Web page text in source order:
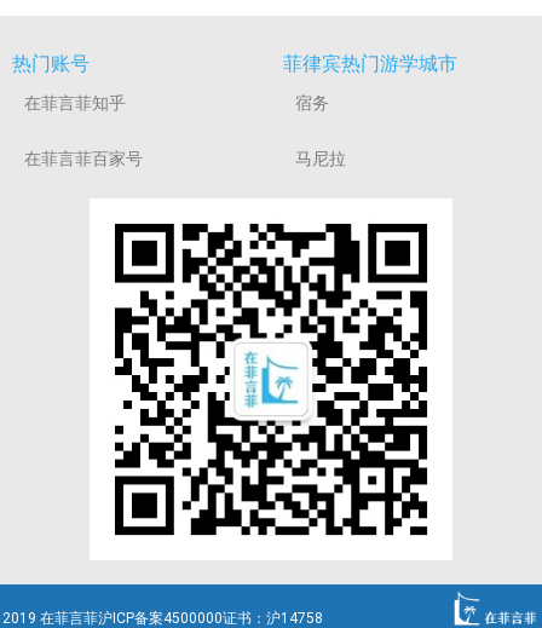
热门账号
在菲言菲知乎
在菲言菲百家号
菲律宾热门游学城市
宿务
马尼拉
2019 在菲言菲沪ICP备案4500000证书：沪14758